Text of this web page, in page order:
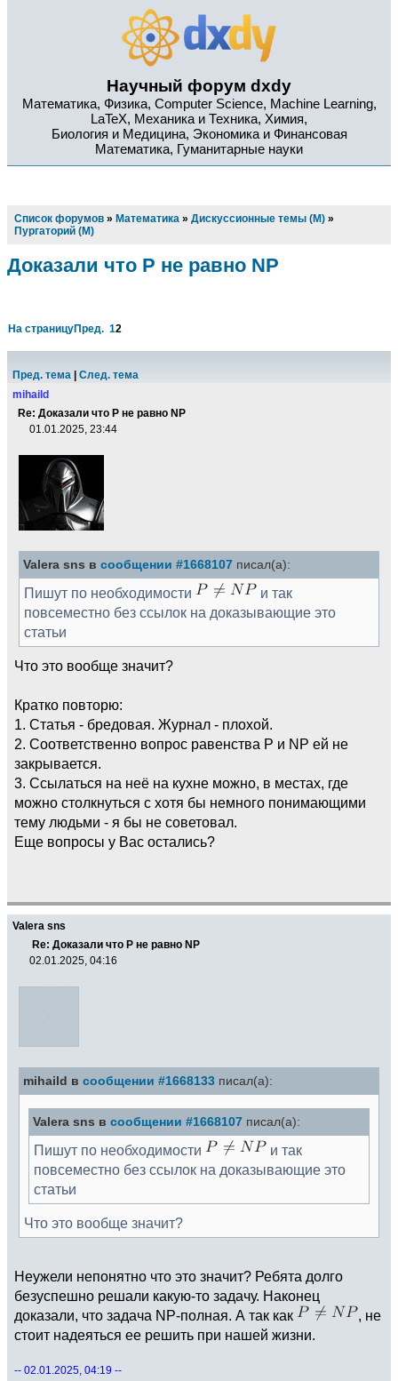
Научный форум dxdy
Математика, Физика, Computer Science, Machine Learning,
LaTeX, Механика и Техника, Химия,
Биология и Медицина, Экономика и Финансовая
Математика, Гуманитарные науки
Список форумов » Математика » Дискуссионные темы (М) »
Пургаторий (М)
Доказали что Р не равно NP
На страницуПред. 12
Пред. тема
След. тема
mihaild
Re: Доказали что Р не равно NP
01.01.2025, 23:44
Valera sns в сообщении #1668107 писал(а):
Пишут по необходимости
и так
повсеместно без ссылок на доказывающие это
статьи
Что это вообще значит?
Кратко повторю:
1. Статья - бредовая. Журнал - плохой.
2. Соответственно вопрос равенства P и NP ей не
закрывается.
3. Ссылаться на неё на кухне можно, в местах, где
можно столкнуться с хотя бы немного понимающими
тему людьми - я бы не советовал.
Еще вопросы у Вас остались?
Valera sns
Re: Доказали что Р не равно NP
02.01.2025, 04:16
mihaild в сообщении #1668133 писал(а):
Valera sns в сообщении #1668107 писал(а):
Пишут по необходимости
и так
повсеместно без ссылок на доказывающие это
статьи
Что это вообще значит?
Неужели непонятно что это значит? Ребята долго
безуспешно решали какую-то задачу. Наконец
доказали, что задача NP-полная. А так как
, не
стоит надеяться ее решить при нашей жизни.
-- 02.01.2025, 04:19 --